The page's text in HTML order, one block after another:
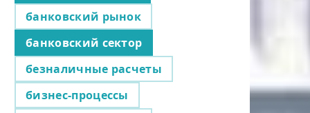
банковский рынок
банковский сектор
безналичные расчеты
бизнес-процессы